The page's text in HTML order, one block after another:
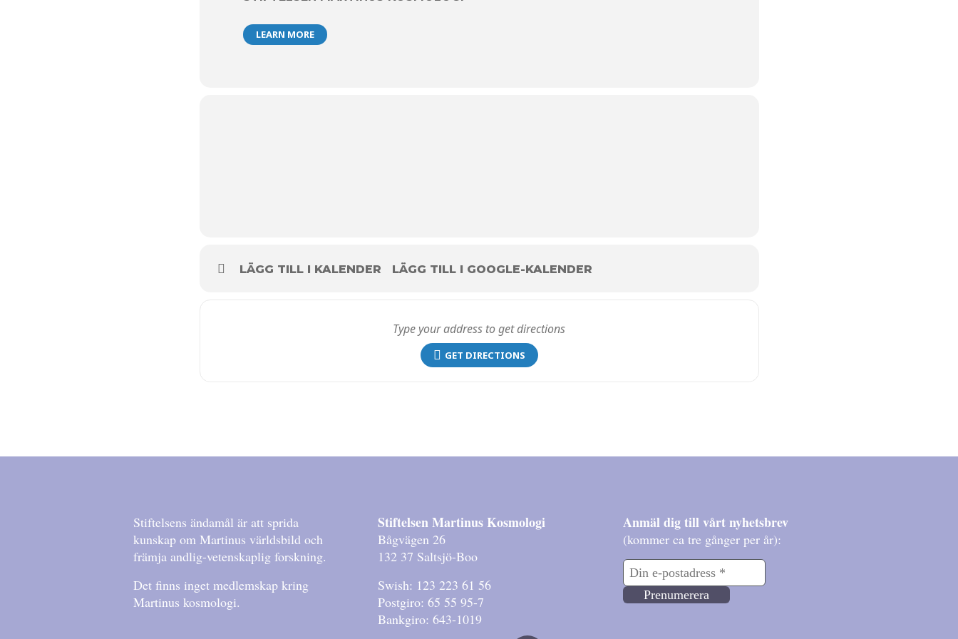
Antal deltagare: Max 12.
Anmälan: Mejla till lidingo@martinus.se eller ring 070 352 45 04 (Ulla Eriksson).
LEARN MORE
LÄGG TILL I KALENDER LÄGG TILL I GOOGLE-KALENDER
GET DIRECTIONS
Stiftelsens ändamål är att sprida
kunskap om Martinus världsbild och
främja andlig-vetenskaplig forskning.
Det finns inget medlemskap kring
Martinus kosmologi.
Stiftelsen Martinus Kosmologi
Bågvägen 26
132 37 Saltsjö-Boo
Swish: 123 223 61 56
Postgiro: 65 55 95-7
Bankgiro: 643-1019
Anmäl dig till vårt nyhetsbrev
(kommer ca tre gånger per år):